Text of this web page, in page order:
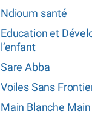
Ndioum santé
Education et
l’enfant
Sare Abba
Voiles Sans
Main Blanche